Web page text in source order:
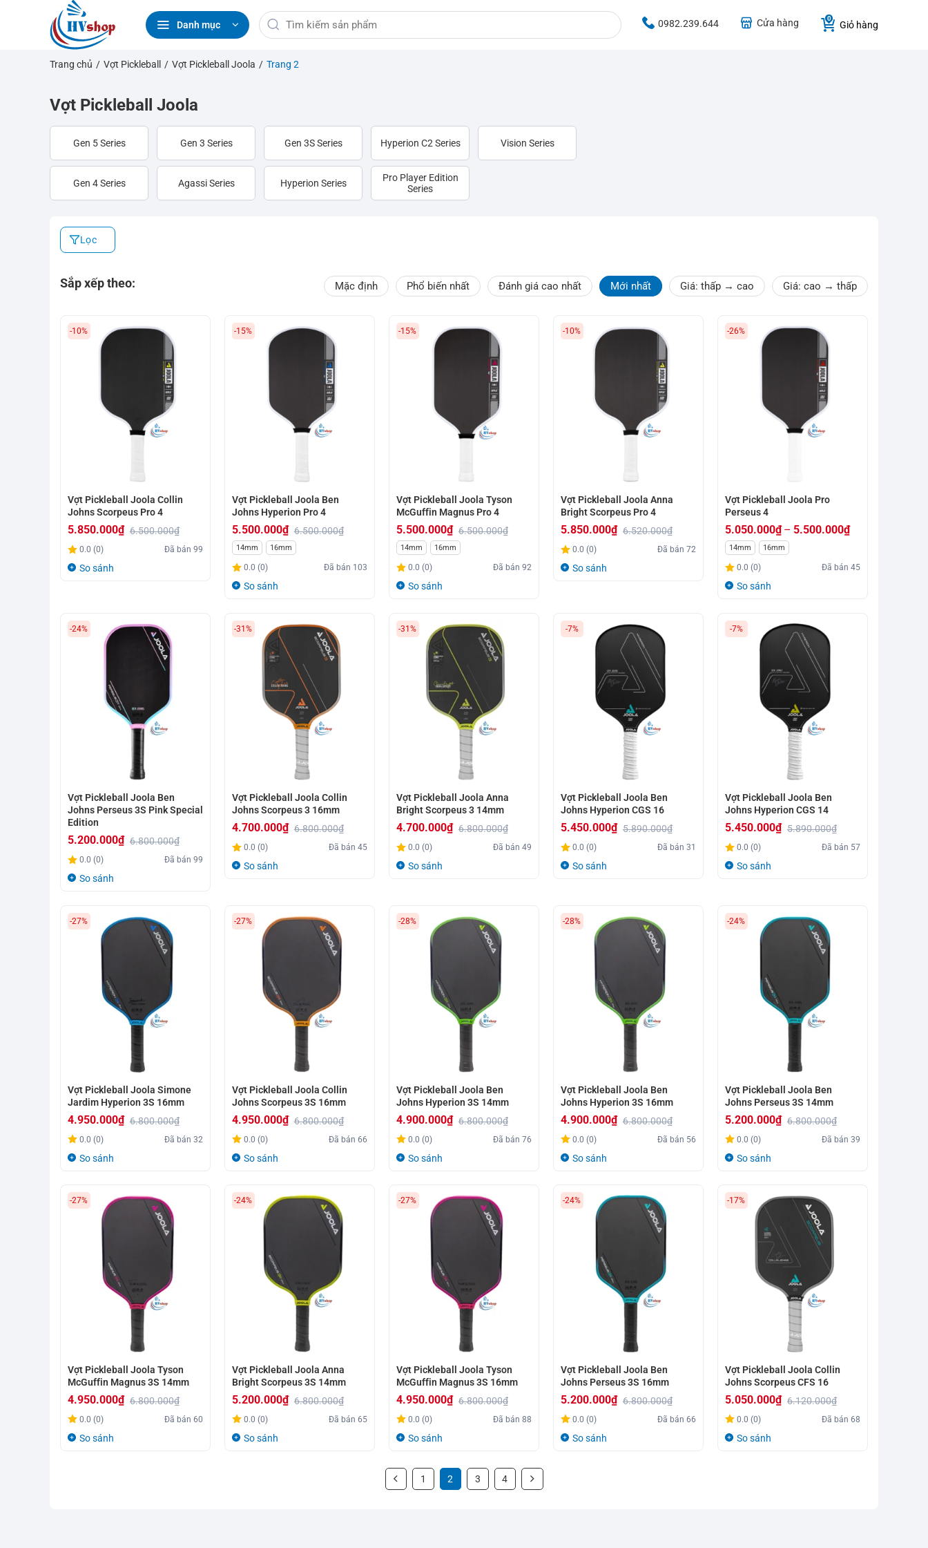
Danh mục
Tìm
kiếm:
0982.239.644 Cửa hàng Giỏ hàng
Trang chủ / Vợt Pickleball / Vợt Pickleball Joola / Trang 2
Vợt Pickleball Joola
Gen 5 Series
Gen 4 Series
Gen 3 Series
Agassi Series
Gen 3S Series
Hyperion Series
Hyperion C2 Series
Pro Player Edition
Series
Vision Series
Lọc
Sắp xếp theo: Mặc định Phổ biến nhất Đánh giá cao nhất Mới nhất Giá: thấp → cao Giá: cao → thấp
-10%
Vợt Pickleball Joola Collin
Johns Scorpeus Pro 4
6.500.000₫
Giá
gốc
5.850.000₫
Giá
hiện
0.0 (0) Đã bán99
So sánh
-15%
Vợt Pickleball Joola Ben
Johns Hyperion Pro 4
6.500.000₫
Giá
gốc
là:
5.500.000₫
Giá
hiện
tại
14mm 16mm
0.0 (0) Đã bán 103
So sánh
-15%
Vợt Pickleball Joola Tyson
McGuffin Magnus Pro 4
6.500.000₫
Giá
gốc
là:
5.500.000₫
Giá
hiện
tại
14mm 16mm
0.0 (0) Đã bán92
So sánh
-10%
Vợt Pickleball Joola Anna
Bright Scorpeus Pro 4
6.520.000₫
Giá
gốc
5.850.000₫
Giá
hiện
0.0 (0) Đã bán72
So sánh
-26%
Vợt Pickleball Joola Pro
Perseus 4
5.050.000₫ – 5.500.000₫
Khoảng
giá:
từ
5.500.000₫
14mm 16mm
0.0 (0) Đã bán45
So sánh
-24%
Vợt Pickleball Joola Ben
Johns Perseus 3S Pink Special
Edition
6.800.000₫
Giá
gốc
5.200.000₫
Giá
hiện
5.200.000₫.
0.0 (0) Đã bán99
So sánh
-31%
Vợt Pickleball Joola Collin
Johns Scorpeus 3 16mm
6.800.000₫
Giá
gốc
4.700.000₫
Giá
hiện
4.700.000₫.
0.0 (0) Đã bán45
So sánh
-31%
Vợt Pickleball Joola Anna
Bright Scorpeus 3 14mm
6.800.000₫
Giá
gốc
4.700.000₫
Giá
hiện
4.700.000₫.
0.0 (0) Đã bán49
So sánh
-7%
Vợt Pickleball Joola Ben
Johns Hyperion CGS 16
5.890.000₫
Giá
gốc
5.450.000₫
Giá
hiện
5.450.000₫.
0.0 (0) Đã bán31
So sánh
-7%
Vợt Pickleball Joola Ben
Johns Hyperion CGS 14
5.890.000₫
Giá
gốc
5.450.000₫
Giá
hiện
5.450.000₫.
0.0 (0) Đã bán 57
So sánh
-27%
Vợt Pickleball Joola Simone
Jardim Hyperion 3S 16mm
6.800.000₫
Giá
gốc
4.950.000₫
Giá
hiện
4.950.000₫.
0.0 (0) Đã bán32
So sánh
-27%
Vợt Pickleball Joola Collin
Johns Scorpeus 3S 16mm
6.800.000₫
Giá
gốc
4.950.000₫
Giá
hiện
4.950.000₫.
0.0 (0) Đã bán66
So sánh
-28%
Vợt Pickleball Joola Ben
Johns Hyperion 3S 14mm
6.800.000₫
Giá
gốc
4.900.000₫
Giá
hiện
4.900.000₫.
0.0 (0) Đã bán76
So sánh
-28%
Vợt Pickleball Joola Ben
Johns Hyperion 3S 16mm
6.800.000₫
Giá
gốc
4.900.000₫
Giá
hiện
4.900.000₫.
0.0 (0) Đã bán 56
So sánh
-24%
Vợt Pickleball Joola Ben
Johns Perseus 3S 14mm
6.800.000₫
Giá
gốc
5.200.000₫
Giá
hiện
5.200.000₫.
0.0 (0) Đã bán39
So sánh
-27%
Vợt Pickleball Joola Tyson
McGuffin Magnus 3S 14mm
6.800.000₫
Giá
gốc
4.950.000₫
Giá
hiện
0.0 (0) Đã bán60
So sánh
-24%
Vợt Pickleball Joola Anna
Bright Scorpeus 3S 14mm
6.800.000₫
Giá
gốc
5.200.000₫
Giá
hiện
0.0 (0) Đã bán65
So sánh
-27%
Vợt Pickleball Joola Tyson
McGuffin Magnus 3S 16mm
6.800.000₫
Giá
gốc
6.800.000₫.
4.950.000₫
Giá
hiện
là:
4.950.000₫.
0.0 (0) Đã bán88
So sánh
-24%
Vợt Pickleball Joola Ben
Johns Perseus 3S 16mm
6.800.000₫
Giá
gốc
5.200.000₫
Giá
hiện
0.0 (0) Đã bán66
So sánh
-17%
Vợt Pickleball Joola Collin
Johns Scorpeus CFS 16
6.120.000₫
Giá
gốc
5.050.000₫
Giá
hiện
0.0 (0) Đã bán68
So sánh
1 2 3 4